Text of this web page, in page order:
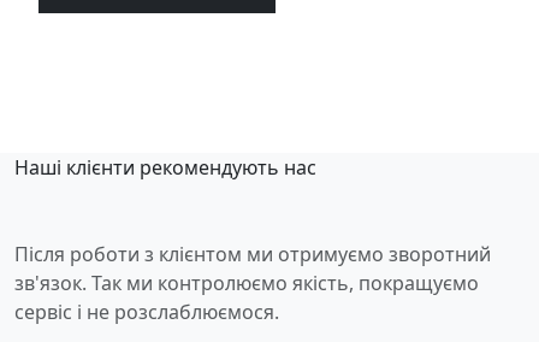
Наші клієнти рекомендують нас
Після роботи з клієнтом ми отримуємо зворотний
зв'язок. Так ми контролюємо якість, покращуємо
сервіс і не розслаблюємося.